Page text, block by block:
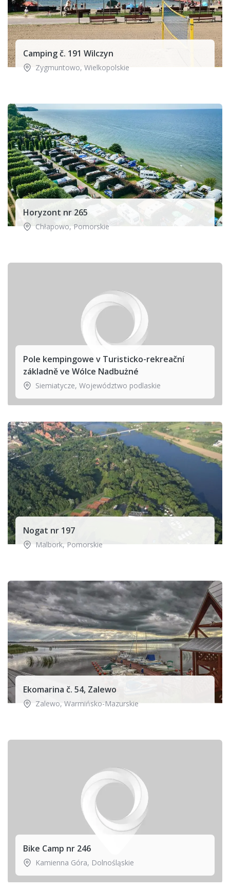
Camping č. 191 Wilczyn
Zygmuntowo, Wielkopolskie
Horyzont nr 265
Chłapowo,Pomorskie
Pole kempingowe v Turisticko-rekreační
základně ve Wólce Nadbużné
Siemiatycze, Województwo podlaskie
Nogat nr 197
Malbork, Pomorskie
Ekomarina č. 54, Zalewo
Zalewo, Warmińsko-Mazurskie
Bike Camp nr 246
Kamienna Góra, Dolnośląskie